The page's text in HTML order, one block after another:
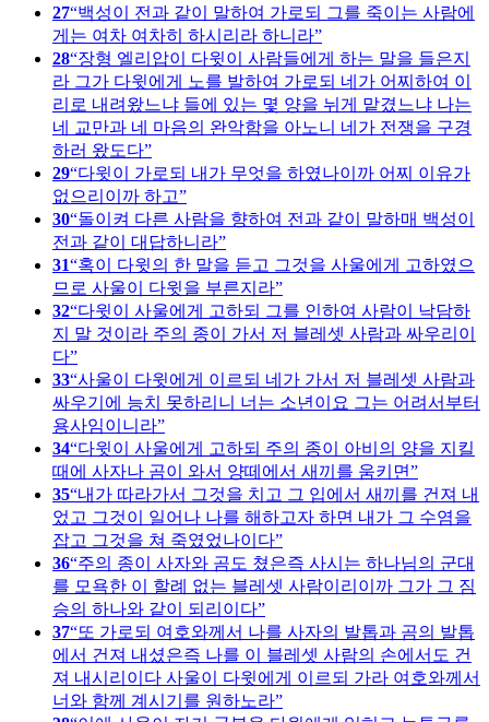
27 백성이 전과 같이 말하여 가로되 그를 죽이는 사람에
게는 여차 여차히 하시리라 하니라
28 장형 엘리압이 다윗이 사람들에게 하는 말을 들은지
라 그가 다윗에게 노를 발하여 가로되 네가 어찌하여 이
리로 내려왔느냐 들에 있는 몇 양을 뉘게 맡겼느냐 나는
네 교만과 네 마음의 완악함을 아노니 네가 전쟁을 구경
하러 왔도다
29 다윗이 가로되 내가 무엇을 하였나이까 어찌 이유가
없으리이까 하고
30 돌이켜 다른 사람을 향하여 전과 같이 말하매 백성이
전과 같이 대답하니라
31 혹이 다윗의 한 말을 듣고 그것을 사울에게 고하였으
므로 사울이 다윗을 부른지라
32 다윗이 사울에게 고하되 그를 인하여 사람이 낙담하
지 말 것이라 주의 종이 가서 저 블레셋 사람과 싸우리이
다
33 사울이 다윗에게 이르되 네가 가서 저 블레셋 사람과
싸우기에 능치 못하리니 너는 소년이요 그는 어려서부터
용사임이니라
34 다윗이 사울에게 고하되 주의 종이 아비의 양을 지킬
때에 사자나 곰이 와서 양떼에서 새끼를 움키면
35 내가 따라가서 그것을 치고 그 입에서 새끼를 건져 내
었고 그것이 일어나 나를 해하고자 하면 내가 그 수염을
잡고 그것을 쳐 죽였었나이다
36 주의 종이 사자와 곰도 쳤은즉 사시는 하나님의 군대
를 모욕한 이 할례 없는 블레셋 사람이리이까 그가 그 짐
승의 하나와 같이 되리이다
37 또 가로되 여호와께서 나를 사자의 발톱과 곰의 발톱
에서 건져 내셨은즉 나를 이 블레셋 사람의 손에서도 건
져 내시리이다 사울이 다윗에게 이르되 가라 여호와께서
너와 함께 계시기를 원하노라